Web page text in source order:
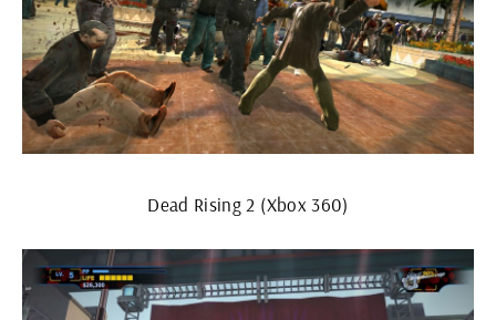
Dead Rising 2 (Xbox 360)